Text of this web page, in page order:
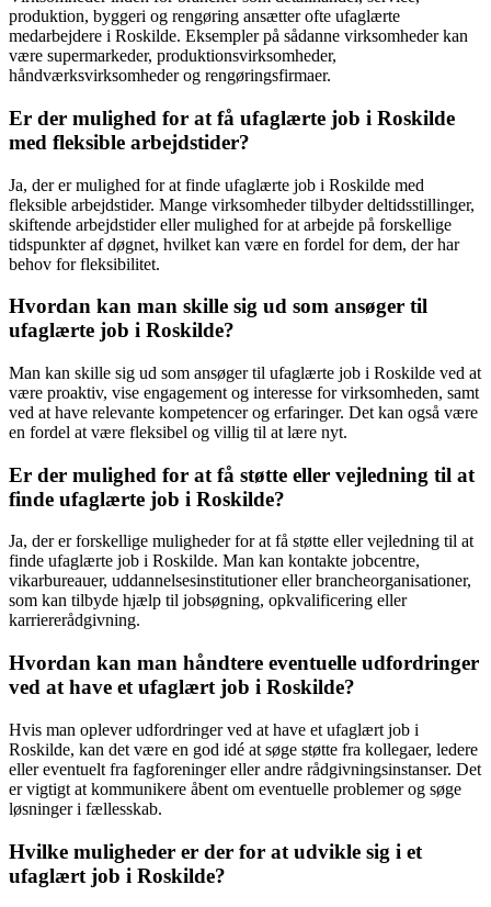
produktion, byggeri og rengøring ansætter ofte ufaglærte
medarbejdere i Roskilde. Eksempler på sådanne virksomheder kan
være supermarkeder, produktionsvirksomheder,
håndværksvirksomheder og rengøringsfirmaer.
Er der mulighed for at få ufaglærte job i Roskilde
med fleksible arbejdstider?
Ja, der er mulighed for at finde ufaglærte job i Roskilde med
fleksible arbejdstider. Mange virksomheder tilbyder deltidsstillinger,
skiftende arbejdstider eller mulighed for at arbejde på forskellige
tidspunkter af døgnet, hvilket kan være en fordel for dem, der har
behov for fleksibilitet.
Hvordan kan man skille sig ud som ansøger til
ufaglærte job i Roskilde?
Man kan skille sig ud som ansøger til ufaglærte job i Roskilde ved at
være proaktiv, vise engagement og interesse for virksomheden, samt
ved at have relevante kompetencer og erfaringer. Det kan også være
en fordel at være fleksibel og villig til at lære nyt.
Er der mulighed for at få støtte eller vejledning til at
finde ufaglærte job i Roskilde?
Ja, der er forskellige muligheder for at få støtte eller vejledning til at
finde ufaglærte job i Roskilde. Man kan kontakte jobcentre,
vikarbureauer, uddannelsesinstitutioner eller brancheorganisationer,
som kan tilbyde hjælp til jobsøgning, opkvalificering eller
karriererådgivning.
Hvordan kan man håndtere eventuelle udfordringer
ved at have et ufaglært job i Roskilde?
Hvis man oplever udfordringer ved at have et ufaglært job i
Roskilde, kan det være en god idé at søge støtte fra kollegaer, ledere
eller eventuelt fra fagforeninger eller andre rådgivningsinstanser. Det
er vigtigt at kommunikere åbent om eventuelle problemer og søge
løsninger i fællesskab.
Hvilke muligheder er der for at udvikle sig i et
ufaglært job i Roskilde?